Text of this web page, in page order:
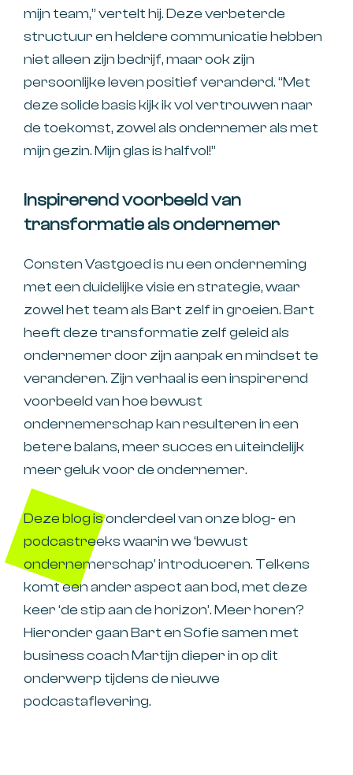
mijn team,” vertelt hij. Deze verbeterde
structuur en heldere communicatie hebben
niet alleen zijn bedrijf, maar ook zijn
persoonlijke leven positief veranderd. “Met
deze solide basis kijk ik vol vertrouwen naar
de toekomst, zowel als ondernemer als met
mijn gezin. Mijn glas is halfvol!”
Inspirerend voorbeeld van
transformatie als ondernemer
Consten Vastgoed is nu een onderneming
met een duidelijke visie en strategie, waar
zowel het team als Bart zelf in groeien. Bart
heeft deze transformatie zelf geleid als
ondernemer door zijn aanpak en mindset te
veranderen. Zijn verhaal is een inspirerend
voorbeeld van hoe bewust
ondernemerschap kan resulteren in een
betere balans, meer succes en uiteindelijk
meer geluk voor de ondernemer.
Deze blog is onderdeel van onze blog- en
podcastreeks waarin we ‘bewust
ondernemerschap’ introduceren. Telkens
komt een ander aspect aan bod, met deze
keer ‘de stip aan de horizon’. Meer horen?
Hieronder gaan Bart en Sofie samen met
business coachMartijndieper in op dit
onderwerp tijdens de nieuwe
podcastaflevering.